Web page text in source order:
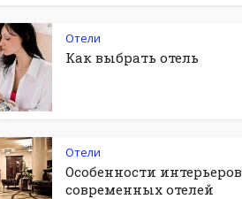
Отели
Как выбрать отель
Отели
Особенности интерьеров
современных отелей